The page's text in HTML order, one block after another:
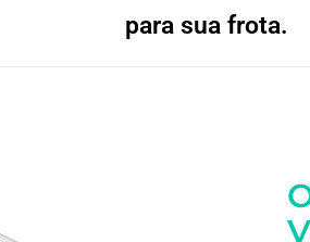
para sua frota.